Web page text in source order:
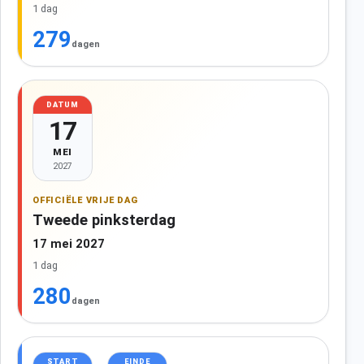
1 dag
279 dagen
DATUM
17
MEI
2027
OFFICIËLE VRIJE DAG
Tweede pinksterdag
17 mei 2027
1 dag
280 dagen
START EINDE